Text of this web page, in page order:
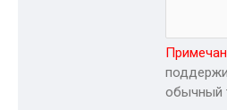
обычный